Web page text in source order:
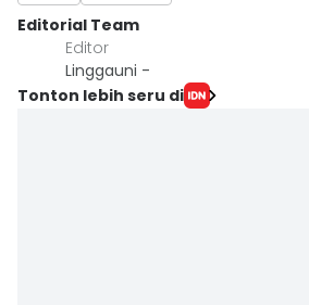
Editorial Team
Editor
Linggauni -
Tonton lebih seru di